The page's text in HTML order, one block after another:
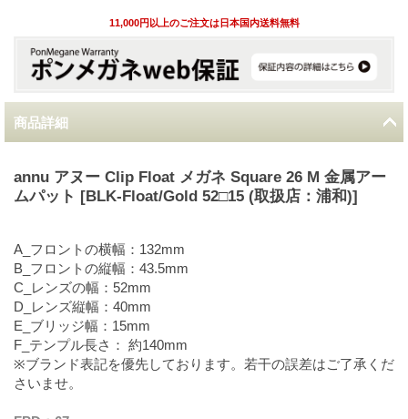
11,000円以上のご注文は日本国内送料無料
商品詳細
annu アヌー Clip Float メガネ Square 26 M 金属アー
ムパット [BLK-Float/Gold 52□15 (取扱店：浦和)]
A_フロントの横幅：132mm
B_フロントの縦幅：43.5mm
C_レンズの幅：52mm
D_レンズ縦幅：40mm
E_ブリッジ幅：15mm
F_テンプル長さ： 約140mm
※ブランド表記を優先しております。若干の誤差はご了承くだ
さいませ。